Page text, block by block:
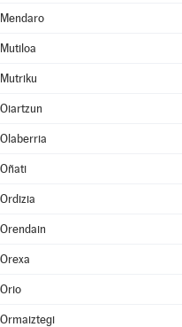
Mendaro
Mutiloa
Mutriku
Oiartzun
Olaberria
Oñati
Ordizia
Orendain
Orexa
Orio
Ormaiztegi